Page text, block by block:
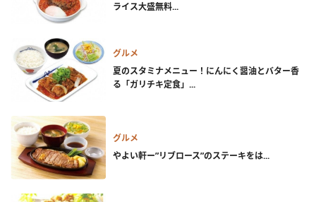
ライス大盛無料...
グルメ
夏のスタミナメニュー！にんにく醤油とバター香
る「ガリチキ定食」...
グルメ
やよい軒ー”リブロース”のステーキをは...